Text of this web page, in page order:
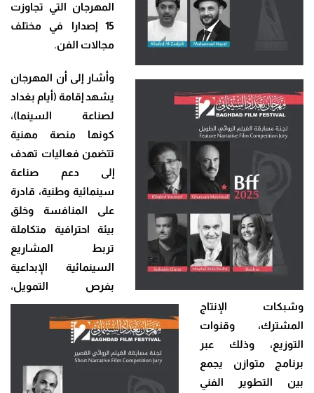
المهرجان التي تجاوزت
15 إصدارا في مختلف
مجالات الفن.
وأشار إلى أن المهرجان
يشهد إقامة (أيام بغداد
لصناعة السينما)،
كونها منصة مهنية
تتضمن فعاليات تهدف
إلى دعم صناعة
سينمائية وطنية، قادرة
على المنافسة وخلق
بيئة احترافية متكاملة
تربط المشاريع
السينمائية الإبداعية
بفرص التمويل،
وشبكات الإنتاج
المشترك، وقنوات
التوزيع، وذلك عبر
برنامج متوازن يجمع
بين التطوير الفني